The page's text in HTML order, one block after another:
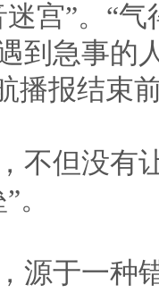
宫”。“
到急事的
播报结束
不但没有
。
源于一种